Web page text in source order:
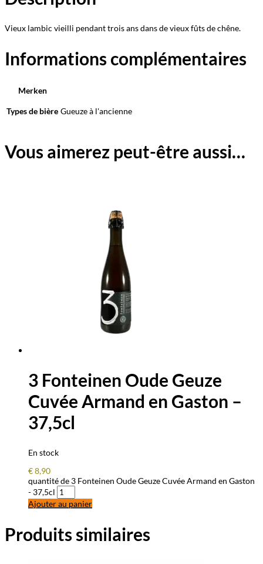
Vieux lambic vieilli pendant trois ans dans de vieux fûts de chêne.
Informations complémentaires
Merken
Types de bière Gueuze à l'ancienne
Vous aimerez peut-être aussi…
3 Fonteinen Oude Geuze
Cuvée Armand en Gaston –
37,5cl
En stock
€8,90
quantité de 3 Fonteinen Oude Geuze Cuvée Armand en Gaston
- 37,5cl
Ajouter au panier
Produits similaires